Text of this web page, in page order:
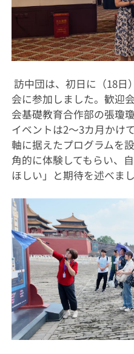
訪中団は、初日に（18日
会に参加しました。歓迎
会基礎教育合作部の張瓊
イベントは2～3カ月かけ
軸に据えたプログラムを
角的に体験してもらい、
ほしい」と期待を述べまし